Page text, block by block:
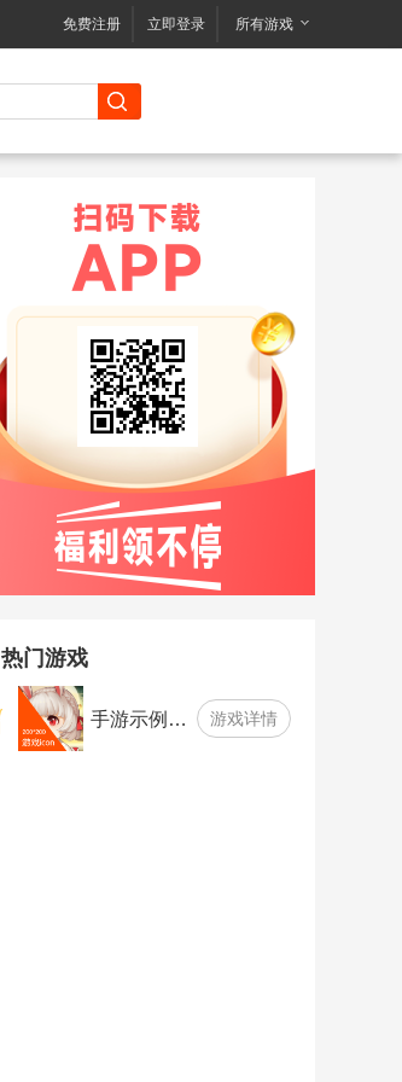
所有游戏
立即登录
免费注册
热门游戏
手游示例… 游戏详情